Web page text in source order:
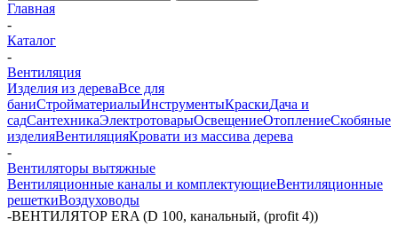
Главная
-
Каталог
-
Вентиляция
Изделия из дереваВсе для
баниСтройматериалыИнструментыКраскиДача и
садСантехникаЭлектротоварыОсвещениеОтоплениеСкобяные
изделияВентиляцияКровати из массива дерева
-
Вентиляторы вытяжные
Вентиляционные каналы и комплектующиеВентиляционные
решеткиВоздуховоды
-ВЕНТИЛЯТОР ERA (D 100, канальный, (profit 4))